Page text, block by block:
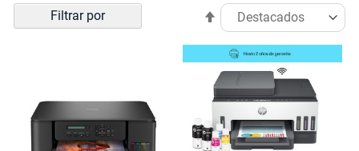
Ordenar
por Establecer
dirección
descendente
Filtrar por